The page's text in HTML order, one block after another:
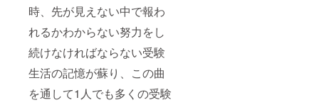
時、先が見えない中で報わ
れるかわからない努力をし
続けなければならない受験
生活の記憶が蘇り、この曲
を通して1人でも多くの受験